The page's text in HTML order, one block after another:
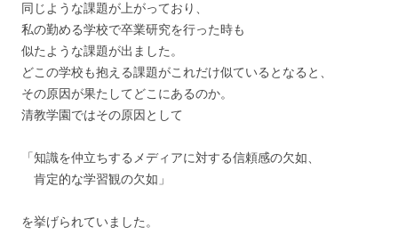
同じような課題が上がっており、
私の勤める学校で卒業研究を行った時も
似たような課題が出ました。
どこの学校も抱える課題がこれだけ似ているとなると、
その原因が果たしてどこにあるのか。
清教学園ではその原因として
「知識を仲立ちするメディアに対する信頼感の欠如、
肯定的な学習観の欠如」
を挙げられていました。